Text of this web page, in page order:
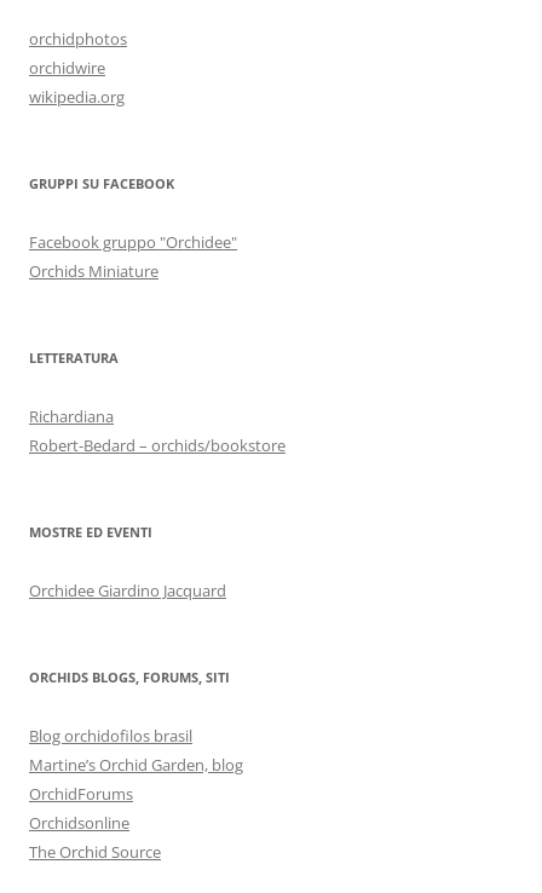
orchidphotos
orchidwire
wikipedia.org
GRUPPI SU FACEBOOK
Facebook gruppo "Orchidee"
Orchids Miniature
LETTERATURA
Richardiana
Robert-Bedard – orchids/bookstore
MOSTRE ED EVENTI
Orchidee Giardino Jacquard
ORCHIDS BLOGS, FORUMS, SITI
Blog orchidofilos brasil
Martine’s Orchid Garden, blog
OrchidForums
Orchidsonline
The Orchid Source